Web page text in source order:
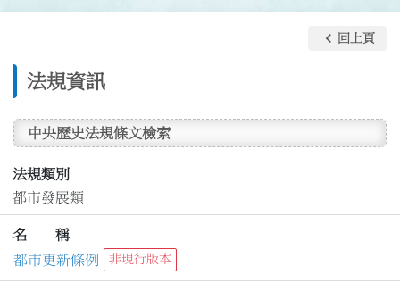
法規資訊
keyboard_arrow_left 回上頁
中央歷史法規條文檢索
法規類別
都市發展類
名 稱
都市更新條例
非現行版本